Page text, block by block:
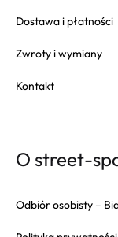
Dostawa i płatności
Zwroty i wymiany
Kontakt
O street-
Odbiór osobisty –